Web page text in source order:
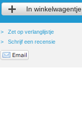
In winkelwagentje
>
Zet op verlanglijstje
>
Schrijf een recensie